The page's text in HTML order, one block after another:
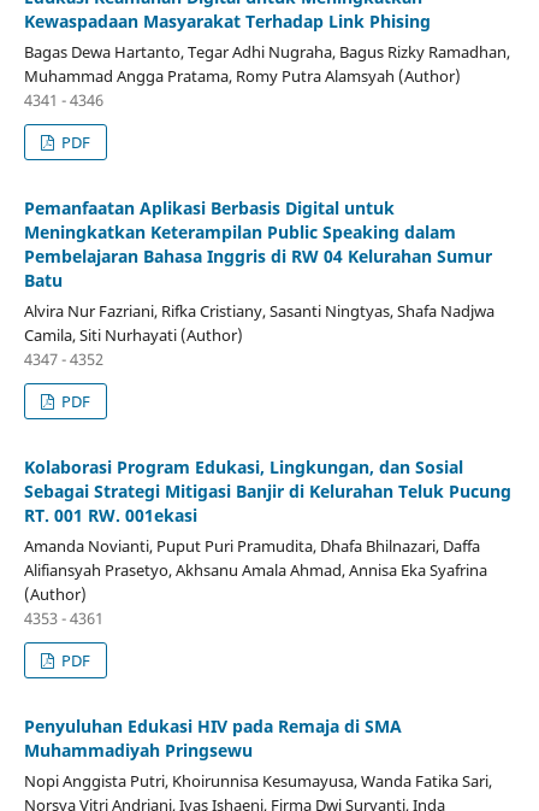
Kewaspadaan Masyarakat Terhadap Link Phising
Bagas Dewa Hartanto, Tegar Adhi Nugraha, Bagus Rizky Ramadhan,
Muhammad Angga Pratama, Romy Putra Alamsyah (Author)
4341 - 4346
PDF
Pemanfaatan Aplikasi Berbasis Digital untuk
Meningkatkan Keterampilan Public Speaking dalam
Pembelajaran Bahasa Inggris di RW 04 Kelurahan Sumur
Batu
Alvira Nur Fazriani, Rifka Cristiany, Sasanti Ningtyas, Shafa Nadjwa
Camila, Siti Nurhayati (Author)
4347 - 4352
PDF
Kolaborasi Program Edukasi, Lingkungan, dan Sosial
Sebagai Strategi Mitigasi Banjir di Kelurahan Teluk Pucung
RT. 001 RW. 001ekasi
Amanda Novianti, Puput Puri Pramudita, Dhafa Bhilnazari, Daffa
Alifiansyah Prasetyo, Akhsanu Amala Ahmad, Annisa Eka Syafrina
(Author)
4353 - 4361
PDF
Penyuluhan Edukasi HIV pada Remaja di SMA
Muhammadiyah Pringsewu
Nopi Anggista Putri, Khoirunnisa Kesumayusa, Wanda Fatika Sari,
Norsya Vitri Andriani, Iyas Ishaeni, Firma Dwi Suryanti, Inda